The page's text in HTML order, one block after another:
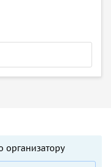
организатору